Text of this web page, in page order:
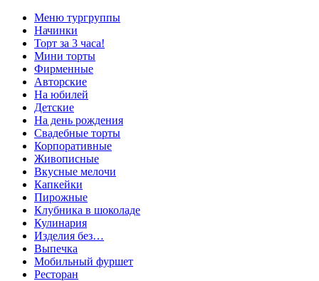
Меню тургруппы
Начинки
Торт за 3 часа!
Мини торты
Фирменные
Авторские
На юбилей
Детские
На день рождения
Свадебные торты
Корпоративные
Живописные
Вкусные мелочи
Капкейки
Пирожные
Клубника в шоколаде
Кулинария
Изделия без…
Выпечка
Мобильный фуршет
Ресторан